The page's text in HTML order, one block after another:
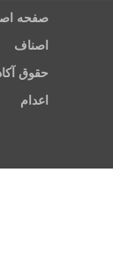
صفحه
اصناف
حقوق
اعدام